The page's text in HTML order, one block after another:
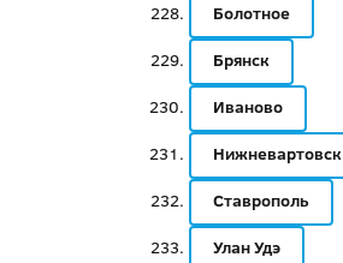
Болотное
Брянск
Иваново
Нижневартовск
Ставрополь
Улан Удэ